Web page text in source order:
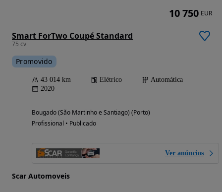
Smart ForTwo Coupé Standard
75 cv
Promovido
43 014 km Elétrico
Automática
2020
Bougado (São Martinho e Santiago) (Porto)
Profissional • Publicado
Ver anúncios
Scar Automoveis
10 750 EUR